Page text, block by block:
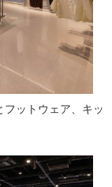
フットウェア、キッ